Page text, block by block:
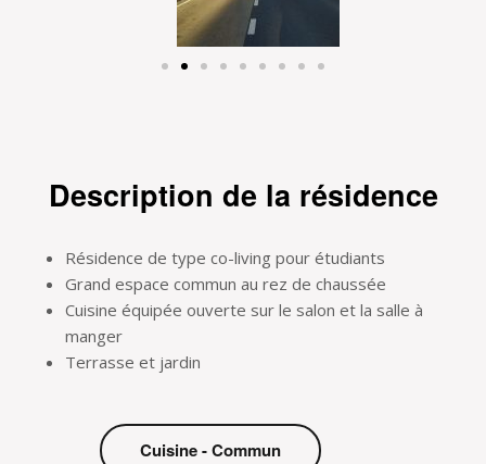
Description de la résidence
Résidence de type co-living pour étudiants
Grand espace commun au rez de chaussée
Cuisine équipée ouverte sur le salon et la salle à
manger
Terrasse et jardin
Cuisine - Commun